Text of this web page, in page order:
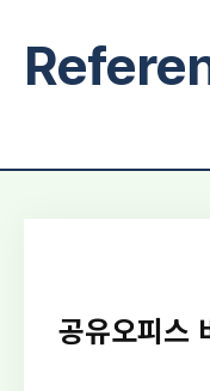
공유오피스